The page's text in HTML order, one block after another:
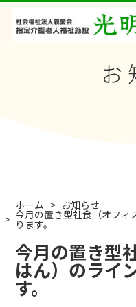
お
ホーム お知らせ
今月の置き型社食（オフィ
ります。
今月の置き型
はん）のライ
す。